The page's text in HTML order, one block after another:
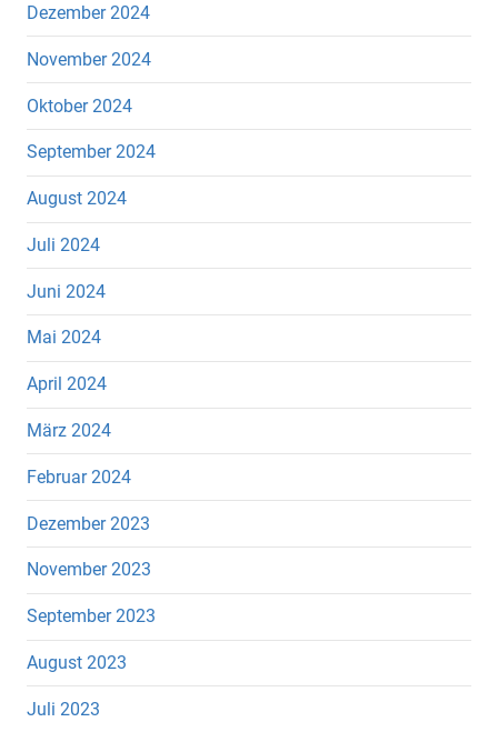
Dezember 2024
November 2024
Oktober 2024
September 2024
August 2024
Juli 2024
Juni 2024
Mai 2024
April 2024
März 2024
Februar 2024
Dezember 2023
November 2023
September 2023
August 2023
Juli 2023